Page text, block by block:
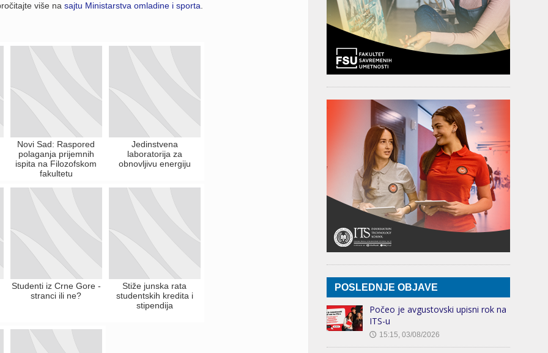
više na sajtu Ministarstva omladine i sporta
Novi Sad: Raspored
polaganja prijemnih
ispita na Filozofskom
fakultetu
Jedinstvena
laboratorija za
obnovljivu energiju
Studenti iz Crne Gore -
stranci ili ne?
Stiže junska rata
studentskih kredita i
stipendija
POSLEDNJE OBJAVE
Počeo je avgustovski upisni rok na
ITS-u
🕔 15:15, 03/08/2026